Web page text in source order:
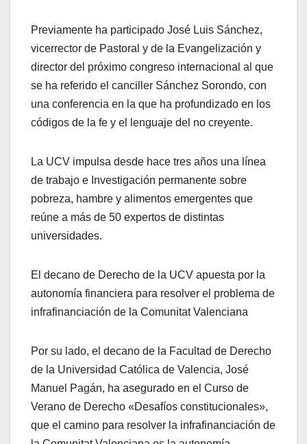
Previamente ha participado José Luis Sánchez,
vicerrector de Pastoral y de la Evangelización y
director del próximo congreso internacional al que
se ha referido el canciller Sánchez Sorondo, con
una conferencia en la que ha profundizado en los
códigos de la fe y el lenguaje del no creyente.
La UCV impulsa desde hace tres años una línea
de trabajo e Investigación permanente sobre
pobreza, hambre y alimentos emergentes que
reúne a más de 50 expertos de distintas
universidades.
El decano de Derecho de la UCV apuesta por la
autonomía financiera para resolver el problema de
infrafinanciación de la Comunitat Valenciana
Por su lado, el decano de la Facultad de Derecho
de la Universidad Católica de Valencia, José
Manuel Pagán, ha asegurado en el Curso de
Verano de Derecho «Desafíos constitucionales»,
que el camino para resolver la infrafinanciación de